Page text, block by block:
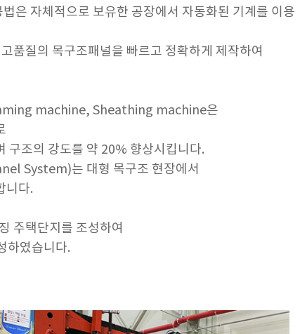
은 자체적으로 보유한 공장에서 자동화된 기계를 이용
품질의 목구조패널을 빠르고 정확하게 제작하여
machine, Sheathing machine은
구조의 강도를 약 20% 향상시킵니다.
System)는 대형 목구조 현장에서
니다.
주택단지를 조성하여
하였습니다.